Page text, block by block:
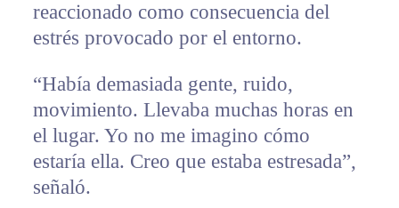
reaccionado como consecuencia del
estrés provocado por el entorno.
“Había demasiada gente, ruido,
movimiento. Llevaba muchas horas en
el lugar. Yo no me imagino cómo
estaría ella. Creo que estaba estresada”,
señaló.